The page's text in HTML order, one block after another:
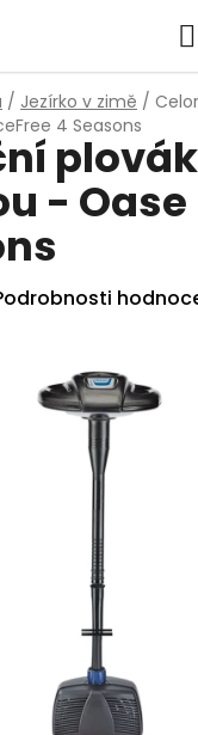
/ Jezírko v zimě /
4 Seasons
- Oase